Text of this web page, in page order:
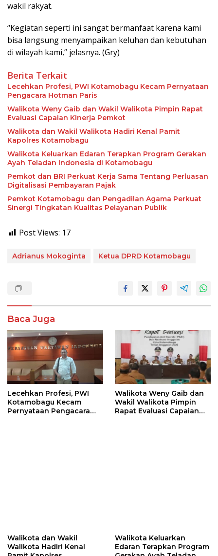
wakil rakyat.
“Kegiatan seperti ini sangat bermanfaat karena kami
bisa langsung menyampaikan keluhan dan kebutuhan
di wilayah kami,” jelasnya. (Gry)
Berita Terkait
Lecehkan Profesi, PWI Kotamobagu Kecam Pernyataan
Pengacara Hotman Paris
Walikota Weny Gaib dan Wakil Walikota Pimpin Rapat
Evaluasi Capaian Kinerja Pemkot
Walikota dan Wakil Walikota Hadiri Kenal Pamit
Kapolres Kotamobagu
Walikota Keluarkan Edaran Terapkan Program Gerakan
Ayah Teladan Indonesia di Kotamobagu
Pemkot dan BRI Perkuat Kerja Sama Tentang Perluasan
Digitalisasi Pembayaran Pajak
Pemkot Kotamobagu dan Pengadilan Agama Perkuat
Sinergi Tingkatan Kualitas Pelayanan Publik
Post Views: 17
Adrianus Mokoginta Ketua DPRD Kotamobagu
Baca Juga
Lecehkan Profesi, PWI
Kotamobagu Kecam
Pernyataan Pengacara
Walikota Weny Gaib dan
Wakil Walikota Pimpin
Rapat Evaluasi Capaian
Walikota dan Wakil
Walikota Hadiri Kenal
Walikota Keluarkan
Edaran Terapkan Program